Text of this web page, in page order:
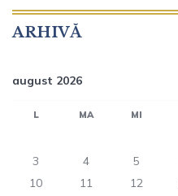
ARHIVĂ
august 2026
L MA MI
3
4 5
10
11 12